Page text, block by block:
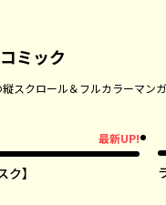
ミック
縦スクロール＆フルカラーマ
最新UP!
ク】